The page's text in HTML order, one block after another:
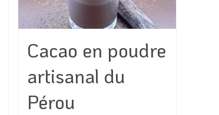
la
page
produit
Cacao en poudre
artisanal du
Pérou